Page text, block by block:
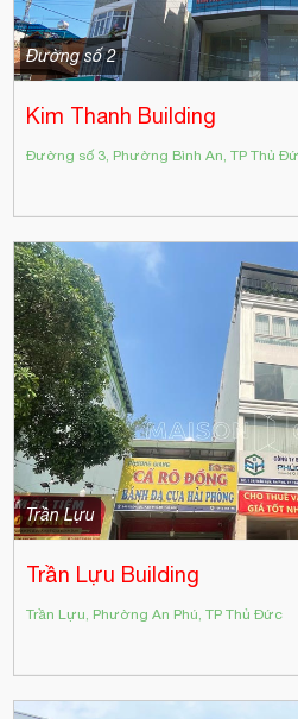
Đường số 2
Kim Thanh Building
Đường số 3, Phường Bình An, TP Thủ
Trần Lựu
Trần Lựu Building
Trần Lựu, Phường An Phú, TP Thủ Đức